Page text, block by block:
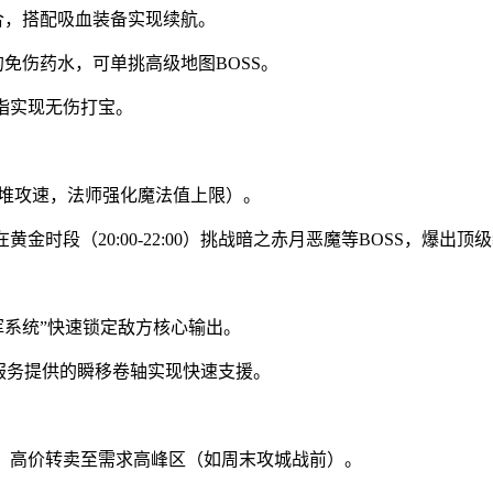
搭配吸血装备实现续航。
伤药水，可单挑高级地图BOSS。
现无伤打宝。
速，法师强化魔法值上限）。
金时段（20:00-22:00）挑战暗之赤月恶魔等BOSS，爆出顶
统”快速锁定敌方核心输出。
提供的瞬移卷轴实现快速支援。
价转卖至需求高峰区（如周末攻城战前）。